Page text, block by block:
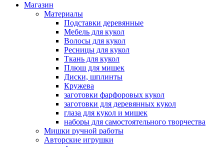
Магазин
Материалы
Подставки деревянные
Мебель для кукол
Волосы для кукол
Ресницы для кукол
Ткань для кукол
Плюш для мишек
Диски, шплинты
Кружева
заготовки фарфоровых кукол
заготовки для деревянных кукол
глаза для кукол и мишек
наборы для самостоятельного творчества
Мишки ручной работы
Авторские игрушки